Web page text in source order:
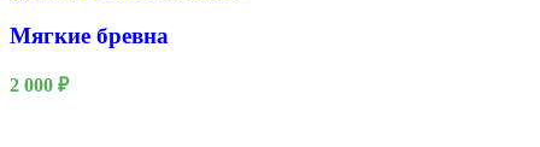
Мягкие бревна
2 000 ₽